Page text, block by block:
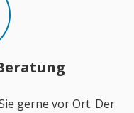
gerne vor Ort. Der